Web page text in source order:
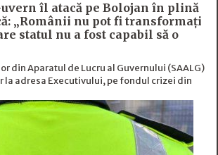
îl atacă pe Bolojan în plină
„Românii nu pot fi transformați
statul nu a fost capabil să o
din Aparatul de Lucru al Guvernului (SAALG)
la adresa Executivului, pe fondul crizei din